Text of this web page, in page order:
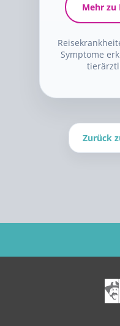
Mehr zu
Symptome
Zurück